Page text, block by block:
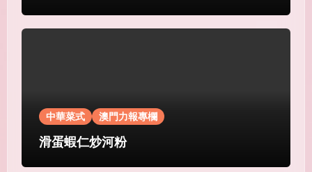
中華菜式 澳門力報專欄
滑蛋蝦仁炒河粉